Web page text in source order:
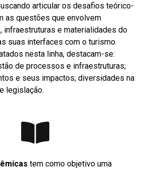
articular os desafios teórico-
as questões que envolvem
infraestruturas e materialidades do
suas interfaces com o turismo.
nesta linha, destacam-se:
de processos e infraestruturas;
e seus impactos; diversidades na
legislação.
tem como objetivo uma